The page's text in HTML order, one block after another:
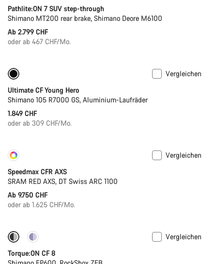
Pathlite:ON 7 SUV step-through
Shimano MT200 rear brake, Shimano Deore M6100
Ab 2.799 CHF
oder ab 467 CHF/Mo.
Vergleichen
Ultimate CF Young Hero
Shimano 105 R7000 GS, Aluminium-Laufräder
1.849 CHF
oder ab 309 CHF/Mo.
Vergleichen
Speedmax CFR AXS
SRAM RED AXS, DT Swiss ARC 1100
Ab 9.750 CHF
oder ab 1.625 CHF/Mo.
-22%
Vergleichen
Torque:ON CF 8